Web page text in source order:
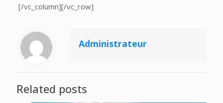
[/vc_column][/vc_row]
Administrateur
Related posts